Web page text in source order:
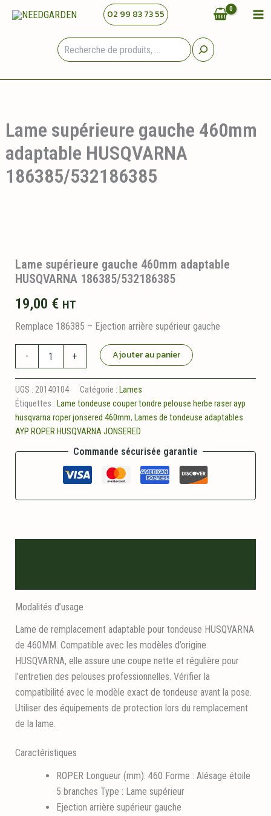
02 99 83 73 55
Lame supérieure gauche 460mm
adaptable HUSQVARNA
186385/532186385
Lame supérieure gauche 460mm adaptable
HUSQVARNA 186385/532186385
19,00 € HT
Remplace 186385 – Ejection arrière supérieur gauche
-
supérieure
gauche
460mm
adaptable
HUSQVARNA
186385/532186385
+ Ajouter au panier
UGS : 20140104 Catégorie : Lames
Étiquettes : Lame tondeuse couper tondre pelouse herbe raser ayp
husqvarna roper jonsered 460mm, Lames de tondeuse adaptables
AYP ROPER HUSQVARNA JONSERED
Commande sécurisée garantie
Modalités d’usage
Lame de remplacement adaptable pour tondeuse HUSQVARNA
de 460MM. Compatible avec les modèles d’origine
HUSQVARNA, elle assure une coupe nette et régulière pour
l’entretien des pelouses professionnelles. Vérifier la
compatibilité avec le modèle exact de tondeuse avant la pose.
Utiliser des équipements de protection lors du remplacement
de la lame.
Caractéristiques
ROPER Longueur (mm): 460 Forme : Alésage étoile
5 branches Type : Lame supérieur
Ejection arrière supérieur gauche